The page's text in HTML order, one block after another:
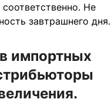
Не
завтрашнего дня.
импортных